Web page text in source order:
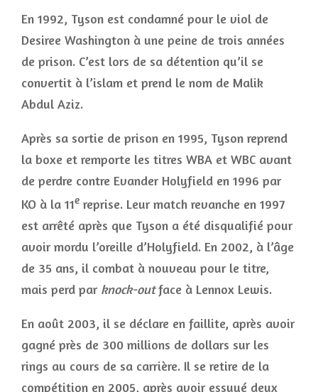
En 1992, Tyson est condamné pour le viol de
Desiree Washington à une peine de trois années
de prison. C’est lors de sa détention qu’il se
convertit à l’islam et prend le nom de Malik
Abdul Aziz.
Après sa sortie de prison en 1995, Tyson reprend
la boxe et remporte les titres WBA et WBC avant
de perdre contre Evander Holyfield en 1996 par
KO à la 11e reprise. Leur match revanche en 1997
est arrêté après que Tyson a été disqualifié pour
avoir mordu l’oreille d’Holyfield. En 2002, à l’âge
de 35 ans, il combat à nouveau pour le titre,
mais perd par knock-outface à Lennox Lewis.
En août 2003, il se déclare en faillite, après avoir
gagné près de 300 millions de dollars sur les
rings au cours de sa carrière. Il se retire de la
compétition en 2005, après avoir essuyé deux